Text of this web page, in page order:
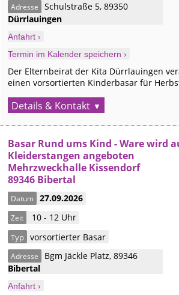
Adresse Schulstraße 5,89350
Dürrlauingen
Anfahrt ›
Termin im Kalender speichern ›
Der Elternbeirat der Kita Dürrlauingen
einen vorsortierten Kinderbasar für
Details & Kontakt
Basar Rund ums Kind - Ware wird
Kleiderstangen angeboten
Mehrzweckhalle Kissendorf
89346 Bibertal
Datum 27.09.2026
Zeit 10 - 12 Uhr
Typ vorsortierter Basar
Adresse Bgm Jäckle Platz,89346
Bibertal
Anfahrt ›